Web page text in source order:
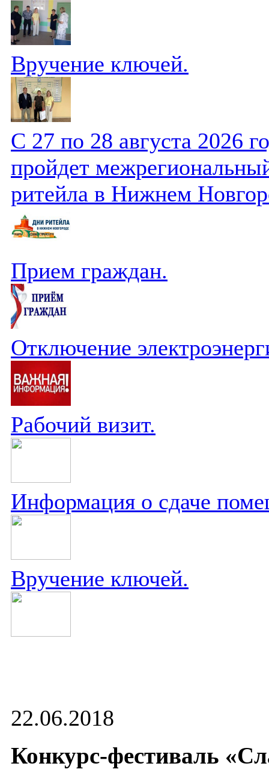
Вручение ключей.
С 27 по 28 августа 2026
пройдет
ритейла в Нижнем
Прием граждан.
Отключение
Рабочий визит.
Информация о сдаче
Вручение ключей.
22.06.2018
Конкурс-фестиваль